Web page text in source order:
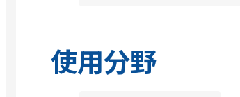
使用分野